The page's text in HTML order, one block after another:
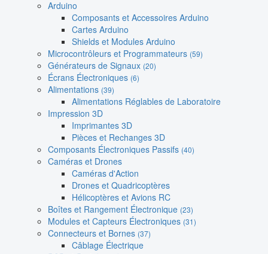
Arduino
Composants et Accessoires Arduino
Cartes Arduino
Shields et Modules Arduino
Microcontrôleurs et Programmateurs (59)
Générateurs de Signaux (20)
Écrans Électroniques (6)
Alimentations (39)
Alimentations Réglables de Laboratoire
Impression 3D
Imprimantes 3D
Pièces et Rechanges 3D
Composants Électroniques Passifs (40)
Caméras et Drones
Caméras d'Action
Drones et Quadricoptères
Hélicoptères et Avions RC
Boîtes et Rangement Électronique (23)
Modules et Capteurs Électroniques (31)
Connecteurs et Bornes (37)
Câblage Électrique